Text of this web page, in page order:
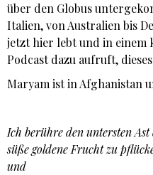
über den Globus
Italien, von Australien bis
jetzt hier lebt und in
Podcast dazu aufruft,
Maryam ist in Afghanistan
Ich berühre den untersten
süße goldene Frucht zu
und